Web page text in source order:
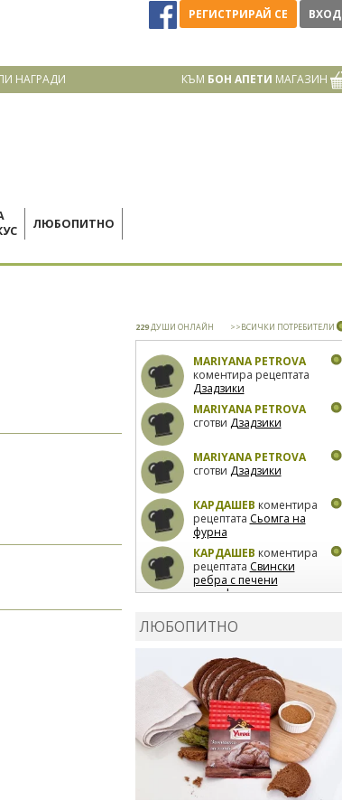
РЕГИСТРИРАЙ СЕ ВХОД
НАГРАДИ КЪМ БОН АПЕТИ МАГАЗИН
ЛЮБОПИТНО
229ДУШИ ОНЛАЙН >>ВСИЧКИ ПОТРЕБИТЕЛИ
MARIYANA PETROVA
коментира рецептата
Дзадзики
MARIYANA PETROVA
сготви Дзадзики
MARIYANA PETROVA
сготви Дзадзики
КАРДАШЕВ коментира
рецептата Сьомга на
фурна
КАРДАШЕВ коментира
рецептата Свински
ребра с печени
картофи
лимон
коментира рецептата
Киноа със зеленчуци
ЛЮБОПИТНО